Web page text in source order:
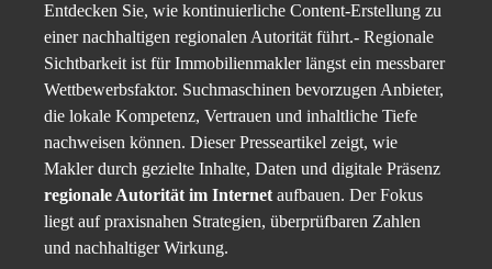
Entdecken Sie, wie kontinuierliche Content-Erstellung zu
einer nachhaltigen regionalen Autorität führt.- Regionale
Sichtbarkeit ist für Immobilienmakler längst ein messbarer
Wettbewerbsfaktor. Suchmaschinen bevorzugen Anbieter,
die lokale Kompetenz, Vertrauen und inhaltliche Tiefe
nachweisen können. Dieser Presseartikel zeigt, wie
Makler durch gezielte Inhalte, Daten und digitale Präsenz
regionale Autorität im Internet aufbauen. Der Fokus
liegt auf praxisnahen Strategien, überprüfbaren Zahlen
und nachhaltiger Wirkung.